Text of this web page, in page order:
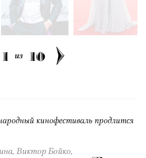
1 из 10
кинофестиваль продлится
Виктор Бойко,